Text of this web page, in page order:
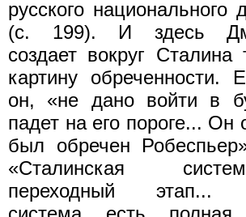
русского национального
(с. 199). И здесь
создает вокруг Сталина
картину обреченности.
он, «не дано войти в
падет на его пороге... Он
был обречен
«Сталинская
переходный этап...